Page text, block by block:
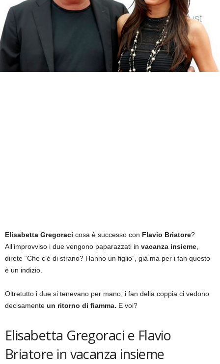
Elisabetta Gregoraci cosa è successo con Flavio Briatore?
All’improvviso i due vengono paparazzati in vacanza insieme,
direte “Che c’è di strano? Hanno un figlio”, già ma per i fan questo
è un indizio.
Oltretutto i due si tenevano per mano, i fan della coppia ci vedono
decisamente un ritorno di fiamma. E voi?
Elisabetta Gregoraci e Flavio
Briatore in vacanza insieme